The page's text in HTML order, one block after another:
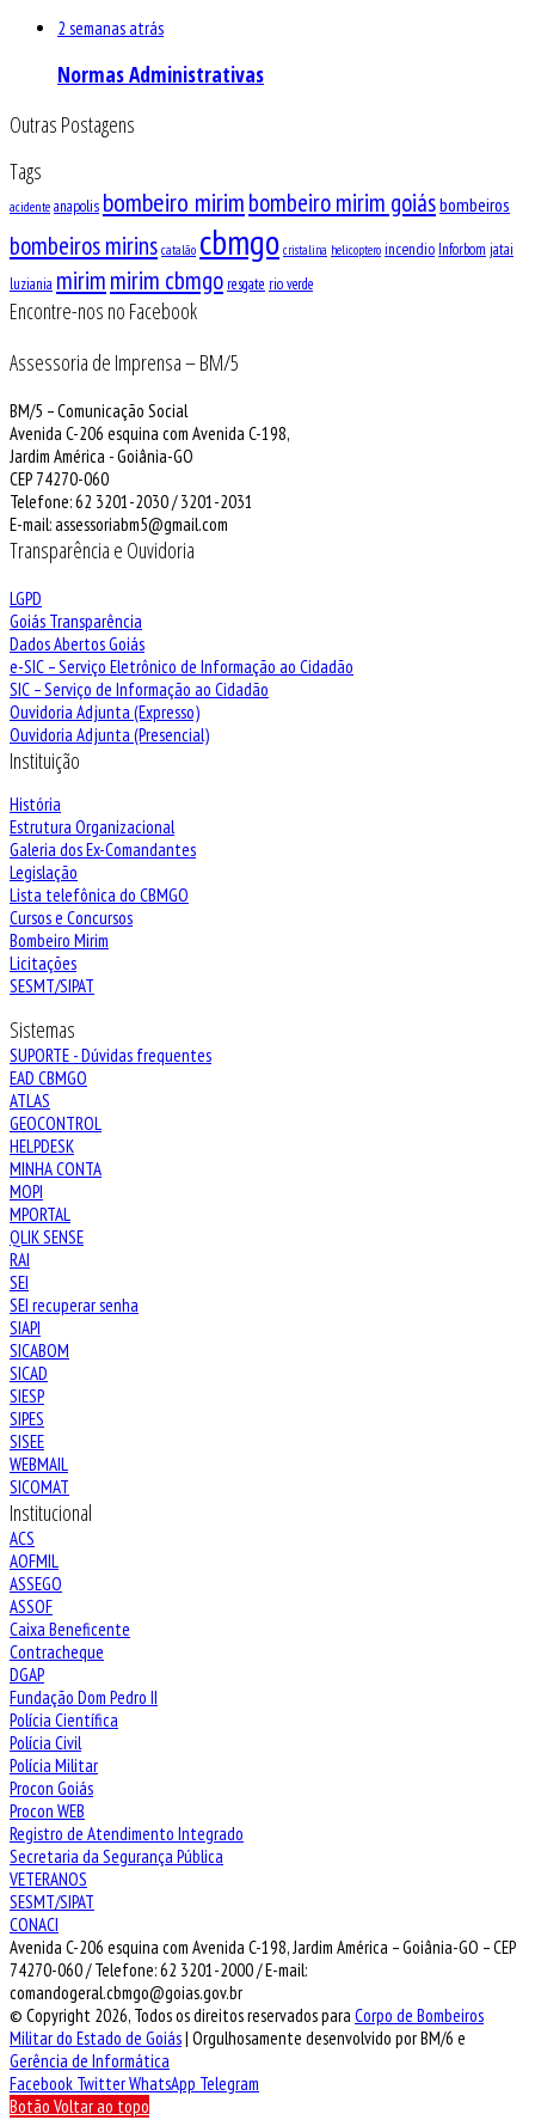
2 semanas atrás
Normas Administrativas
Outras Postagens
Tags
acidente anapolis bombeiro mirimbombeiro mirim goiásbombeiros
bombeiros mirins catalão cbmgo cristalina helicoptero incendio Inforbom jatai
luziania mirimmirim cbmgo resgate rio verde
Encontre-nos no Facebook
Assessoria de Imprensa – BM/5
BM/5 – Comunicação Social
Avenida C-206 esquina com Avenida C-198,
Jardim América - Goiânia-GO
CEP 74270-060
Telefone: 62 3201-2030 / 3201-2031
E-mail: assessoriabm5@gmail.com
Transparência e Ouvidoria
LGPD
Goiás Transparência
Dados Abertos Goiás
e-SIC – Serviço Eletrônico de Informação ao Cidadão
SIC – Serviço de Informação ao Cidadão
Ouvidoria Adjunta (Expresso)
Ouvidoria Adjunta (Presencial)
Instituição
História
Estrutura Organizacional
Galeria dos Ex-Comandantes
Legislação
Lista telefônica do CBMGO
Cursos e Concursos
Bombeiro Mirim
Licitações
SESMT/SIPAT
Sistemas
SUPORTE - Dúvidas frequentes
EAD CBMGO
ATLAS
GEOCONTROL
HELPDESK
MINHA CONTA
MOPI
MPORTAL
QLIK SENSE
RAI
SEI
SEI recuperar senha
SIAPI
SICABOM
SICAD
SIESP
SIPES
SISEE
WEBMAIL
SICOMAT
Institucional
ACS
AOFMIL
ASSEGO
ASSOF
Caixa Beneficente
Contracheque
DGAP
Fundação Dom Pedro II
Polícia Científica
Polícia Civil
Polícia Militar
Procon Goiás
Procon WEB
Registro de Atendimento Integrado
Secretaria da Segurança Pública
VETERANOS
SESMT/SIPAT
CONACI
Avenida C-206 esquina com Avenida C-198, Jardim América – Goiânia-GO – CEP
74270-060 / Telefone: 62 3201-2000 / E-mail:
comandogeral.cbmgo@goias.gov.br
© Copyright 2026, Todos os direitos reservados para Corpo de Bombeiros
Militar do Estado de Goiás| Orgulhosamente desenvolvido por BM/6 e
Gerência de Informática
Facebook TwitterWhatsApp Telegram
Botão Voltar ao topo